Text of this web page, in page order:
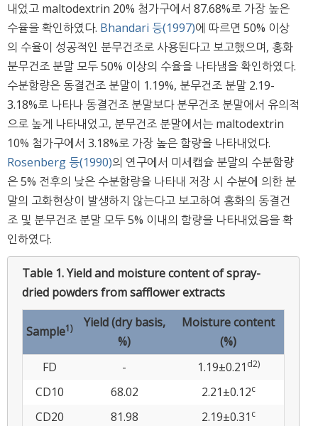
내었고 maltodextrin 20% 첨가구에서 87.68%로 가장 높은
수율을 확인하였다. Bhandari 등(1997)에 따르면 50% 이상
의 수율이 성공적인 분무건조로 사용된다고 보고했으며, 홍화
분무건조 분말 모두 50% 이상의 수율을 나타냄을 확인하였다.
수분함량은 동결건조 분말이 1.19%, 분무건조 분말 2.19-
3.18%로 나타나 동결건조 분말보다 분무건조 분말에서 유의적
으로 높게 나타내었고, 분무건조 분말에서는 maltodextrin
10% 첨가구에서 3.18%로 가장 높은 함량을 나타내었다.
Rosenberg 등(1990)의 연구에서 미세캡슐 분말의 수분함량
은 5% 전후의 낮은 수분함량을 나타내 저장 시 수분에 의한 분
말의 고화현상이 발생하지 않는다고 보고하여 홍화의 동결건
조 및 분무건조 분말 모두 5% 이내의 함량을 나타내었음을 확
인하였다.
Table 1.Yield and moisture content of spray-
dried powders from safflower extracts
Sample1)
Yield (dry basis,
%)
Moisture content
(%)
FD
- 1.19±0.21 d2)
CD10 68.02 2.21±0.12c
CD20 81.98 2.19±0.31 c